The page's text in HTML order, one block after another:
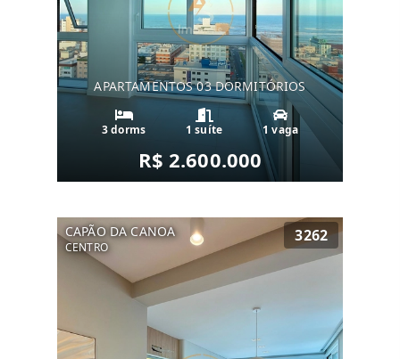
APARTAMENTOS 03 DORMITÓRIOS
3 dorms 1 suíte 1 vaga
R$ 2.600.000
CAPÃO DA CANOA
CENTRO
3262